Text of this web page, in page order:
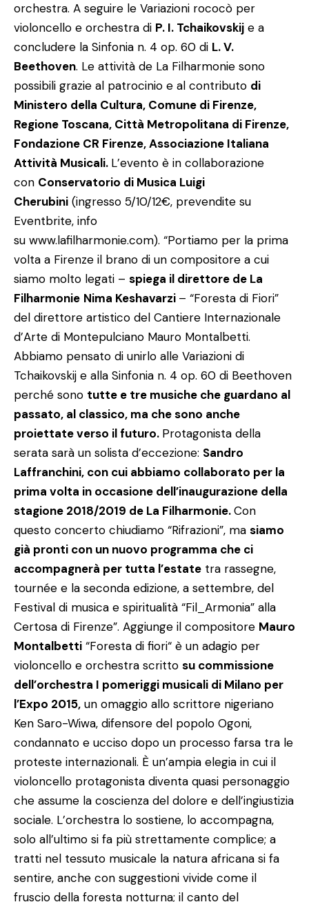
orchestra. A seguire le Variazioni rococò per
violoncello e orchestra di P. I. Tchaikovskij e a
concludere la Sinfonia n. 4 op. 60 di L. V.
Beethoven. Le attività de La Filharmonie sono
possibili grazie al patrocinio e al contributo di
Ministero della Cultura, Comune di Firenze,
Regione Toscana, Città Metropolitana di Firenze,
Fondazione CR Firenze, Associazione Italiana
Attività Musicali. L’evento è in collaborazione
con Conservatorio di Musica Luigi
Cherubini (ingresso 5/10/12€, prevendite su
Eventbrite, info
su www.lafilharmonie.com). “Portiamo per la prima
volta a Firenze il brano di un compositore a cui
siamo molto legati – spiega il direttore de La
Filharmonie Nima Keshavarzi – “Foresta di Fiori”
del direttore artistico del Cantiere Internazionale
d’Arte di Montepulciano Mauro Montalbetti.
Abbiamo pensato di unirlo alle Variazioni di
Tchaikovskij e alla Sinfonia n. 4 op. 60 di Beethoven
perché sono tutte e tre musiche che guardano al
passato, al classico, ma che sono anche
proiettate verso il futuro. Protagonista della
serata sarà un solista d’eccezione: Sandro
Laffranchini, con cui abbiamo collaborato per la
prima volta in occasione dell’inaugurazione della
stagione 2018/2019 de La Filharmonie.Con
questo concerto chiudiamo “Rifrazioni”, ma siamo
già pronti con un nuovo programma che ci
accompagnerà per tutta l’estate tra rassegne,
tournée e la seconda edizione, a settembre, del
Festival di musica e spiritualità “Fil_Armonia” alla
Certosa di Firenze”. Aggiunge il compositore Mauro
Montalbetti “Foresta di fiori“ è un adagio per
violoncello e orchestra scritto su commissione
dell’orchestra I pomeriggi musicali di Milano per
l’Expo 2015, un omaggio allo scrittore nigeriano
Ken Saro-Wiwa, difensore del popolo Ogoni,
condannato e ucciso dopo un processo farsa tra le
proteste internazionali. È un’ampia elegia in cui il
violoncello protagonista diventa quasi personaggio
che assume la coscienza del dolore e dell’ingiustizia
sociale. L’orchestra lo sostiene, lo accompagna,
solo all’ultimo si fa più strettamente complice; a
tratti nel tessuto musicale la natura africana si fa
sentire, anche con suggestioni vivide come il
fruscio della foresta notturna; il canto del